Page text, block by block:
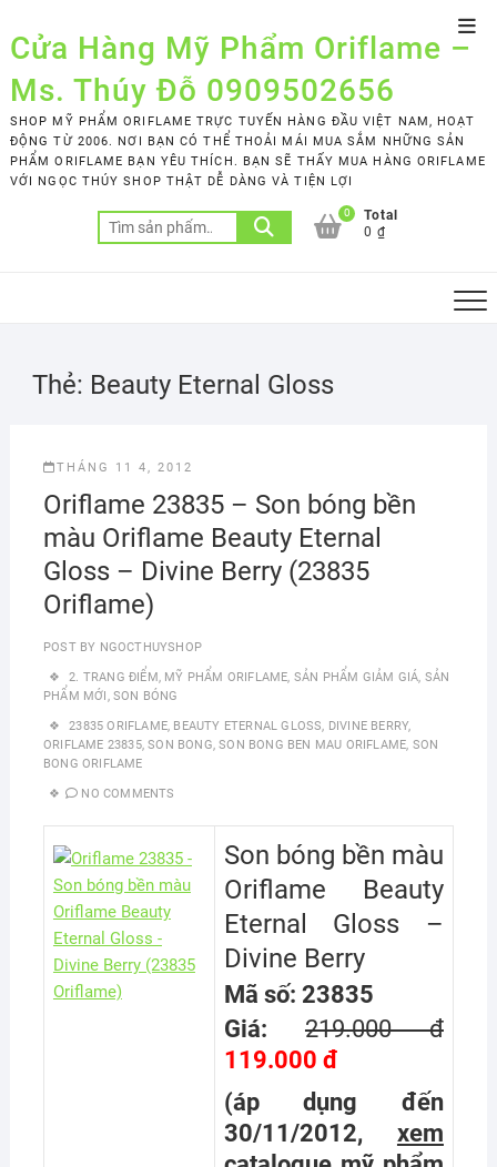
to
content
Cửa Hàng Mỹ Phẩm Oriflame –
Ms. Thúy Đỗ 0909502656
SHOP MỸ PHẨM ORIFLAME TRỰC TUYẾN HÀNG ĐẦU VIỆT NAM, HOẠT
ĐỘNG TỪ 2006. NƠI BẠN CÓ THỂ THOẢI MÁI MUA SẮM NHỮNG SẢN
PHẨM ORIFLAME BẠN YÊU THÍCH. BẠN SẼ THẤY MUA HÀNG ORIFLAME
VỚI NGỌC THÚY SHOP THẬT DỄ DÀNG VÀ TIỆN LỢI
Tìm
kiếm:
0
Total
0 ₫
Thẻ: Beauty Eternal Gloss
THÁNG 11 4, 2012
Oriflame 23835 – Son bóng bền
màu Oriflame Beauty Eternal
Gloss – Divine Berry (23835
Oriflame)
POST BY NGOCTHUYSHOP
2. TRANG ĐIỂM, MỸ PHẨM ORIFLAME, SẢN PHẨM GIẢM GIÁ, SẢN
PHẨM MỚI, SON BÓNG
23835 ORIFLAME, BEAUTY ETERNAL GLOSS, DIVINE BERRY,
ORIFLAME 23835,SON BONG,SON BONG BEN MAU ORIFLAME, SON
BONG ORIFLAME
NO COMMENTS
Son bóng bền màu
Oriflame Beauty
Eternal Gloss –
Divine Berry
Mã số: 23835
Giá: 219.000 đ
119.000 đ
(áp dụng đến
30/11/2012, xem